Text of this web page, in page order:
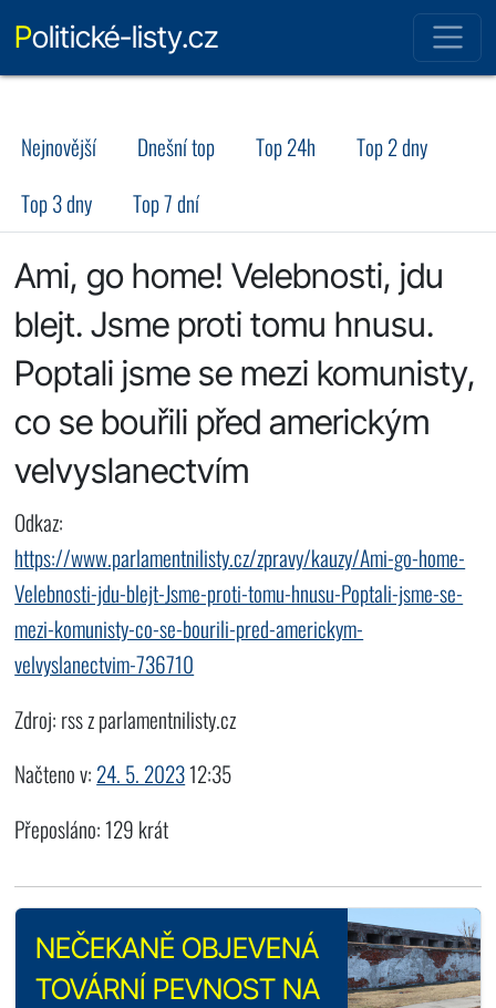
Politické-listy.cz
Nejnovější Dnešní top Top 24h
Top 2 dny
Top 3 dny
Top 7 dní
Ami, go home! Velebnosti, jdu
blejt. Jsme proti tomu hnusu.
Poptali jsme se mezi komunisty,
co se bouřili před americkým
velvyslanectvím
Odkaz:
https://www.parlamentnilisty.cz/zpravy/kauzy/Ami-go-home-
Velebnosti-jdu-blejt-Jsme-proti-tomu-hnusu-Poptali-jsme-se-
mezi-komunisty-co-se-bourili-pred-americkym-
velvyslanectvim-736710
Zdroj: rss z parlamentnilisty.cz
Načteno v: 24. 5. 202312:35
Přeposláno: 129 krát
NEČEKANĚ OBJEVENÁ
TOVÁRNÍ PEVNOST NA